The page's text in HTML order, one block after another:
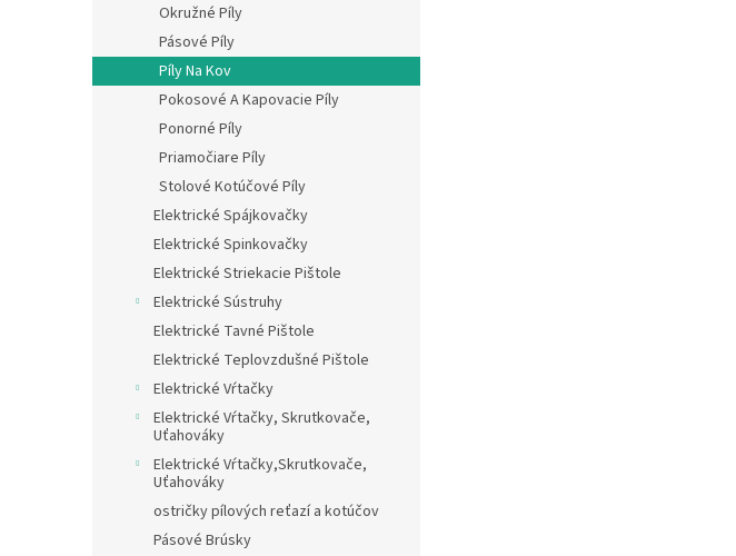
Okružné Píly
Pásové Píly
Píly Na Kov
Pokosové A Kapovacie Píly
Ponorné Píly
Priamočiare Píly
Stolové Kotúčové Píly
Elektrické Spájkovačky
Elektrické Spinkovačky
Elektrické Striekacie Pištole
Elektrické Sústruhy
Elektrické Tavné Pištole
Elektrické Teplovzdušné Pištole
Elektrické Vŕtačky
Elektrické Vŕtačky, Skrutkovače,
Uťahováky
Elektrické Vŕtačky,Skrutkovače,
Uťahováky
ostričky pílových reťazí a kotúčov
Pásové Brúsky